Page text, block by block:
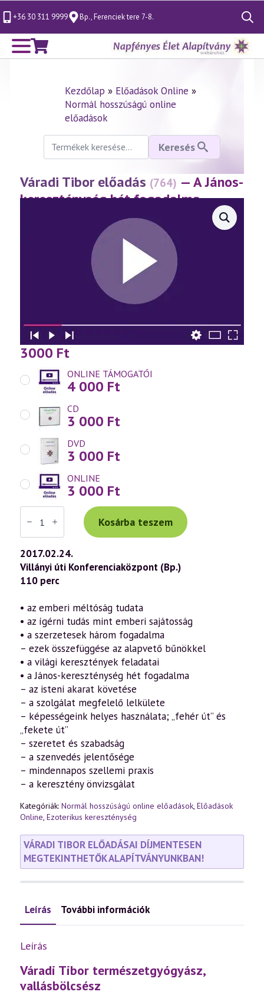
+36 30 311 9999 Bp., Ferenciek tere 7-8.
Search
for:
Kezdőlap » Előadások Online »
Normál hosszúságú online
előadások
Keresés
következőre:
Keresés
Váradi Tibor előadás (764) — A János-
kereszténység hét fogadalma
3000 Ft
ONLINE TÁMOGATÓI
4 000 Ft
CD
3 000 Ft
DVD
3 000 Ft
ONLINE
3 000 Ft
Váradi
Tibor
előadás
(764)
—
A
János-
kereszténység
hét
(2017.02.24.)
mennyiség
Kosárba teszem
2017.02.24.
Villányi úti Konferenciaközpont (Bp.)
110 perc
• az emberi méltóság tudata
• az ígérni tudás mint emberi sajátosság
• a szerzetesek három fogadalma
– ezek összefüggése az alapvető bűnökkel
• a világi keresztények feladatai
• a János-kereszténység hét fogadalma
– az isteni akarat követése
– a szolgálat megfelelő lelkülete
– képességeink helyes használata; „fehér út” és
„fekete út”
– szeretet és szabadság
– a szenvedés jelentősége
– mindennapos szellemi praxis
– a keresztény önvizsgálat
Kategóriák: Normál hosszúságú online előadások, Előadások
Online, Ezoterikus kereszténység
VÁRADI TIBOR ELŐADÁSAI DÍJMENTESEN
MEGTEKINTHETŐK ALAPÍTVÁNYUNKBAN!
Leírás További információk
Leírás
Váradi Tibor természetgyógyász,
vallásbölcsész